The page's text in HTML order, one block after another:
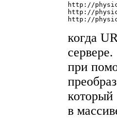
http://
http://
когда
при
который
в